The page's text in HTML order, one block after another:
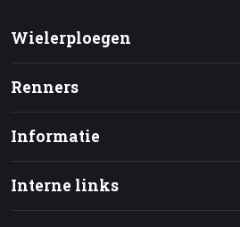
Wielerploegen
Renners
Informatie
Interne links